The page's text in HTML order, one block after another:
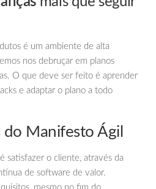
é um ambiente de alta
nos debruçar em planos
O que deve ser feito é aprender
e adaptar o plano a todo
Manifesto Ágil
satisfazer o cliente, através da
de software de valor.